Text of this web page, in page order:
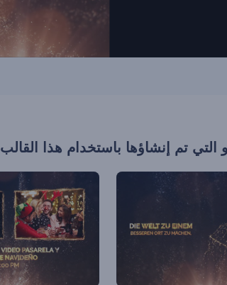
التي تم إنشاؤها باستخدام هذا القالب